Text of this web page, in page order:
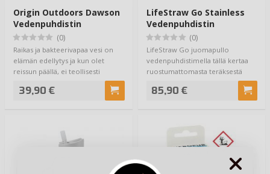
Origin Outdoors Dawson
Vedenpuhdistin
(0)
Raikas ja bakteerivapaa vesi on
elämän edellytys ja kun olet
reissun päällä, ei teollisesti
39,90 €
LifeStraw Go Stainless
Vedenpuhdistin
Juomapullo(0)
LifeStraw Go juomapullo
vedenpuhdistimella tällä kertaa
ruostumattomasta teräksestä
85,90 €